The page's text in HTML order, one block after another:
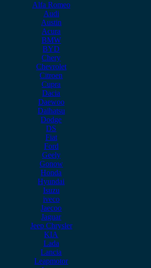
Alfa Romeo
Audi
Austin
Acura
BMW
BYD
Chery
Chevrolet
Citroen
Cupra
Dacia
Daewoo
Daihatsu
Dodge
DS
Fiat
Ford
Geely
Gonow
Honda
Hyundai
Isuzu
iveco
Jaecoo
Jaguar
Jeep Chrysler
KIA
Lada
Lancia
Leapmotor